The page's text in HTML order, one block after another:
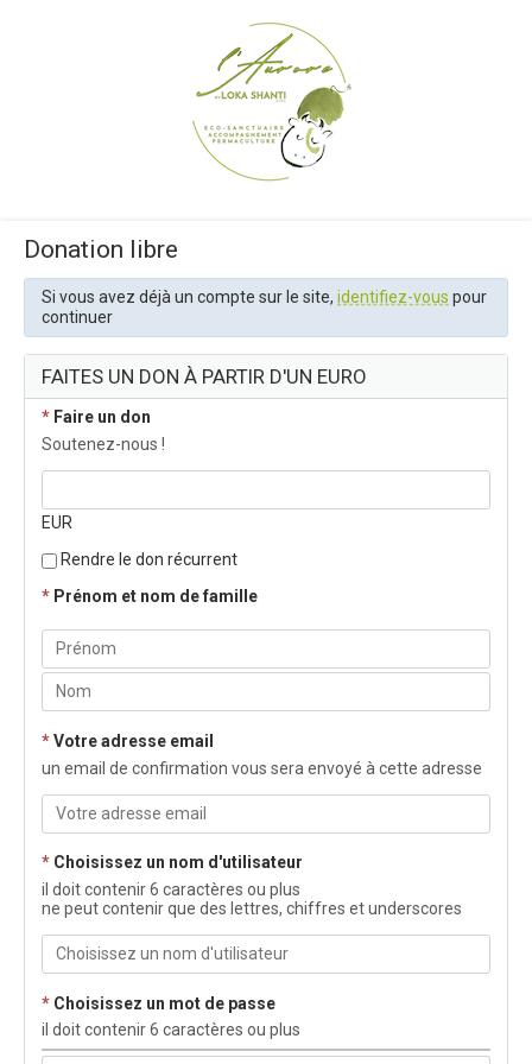
Donation libre
Si vous avez déjà un compte sur le site, identifiez-vous pour
continuer
FAITES UN DON À PARTIR D'UN EURO
* Faire un don
Soutenez-nous !
EUR
Rendre le don récurrent
* Prénom et nom de famille
*Votre adresse email
un email de confirmation vous sera envoyé à cette adresse
* Choisissez un nom d'utilisateur
il doit contenir 6 caractères ou plus
ne peut contenir que des lettres, chiffres et underscores
* Choisissez un mot de passe
il doit contenir 6 caractères ou plus